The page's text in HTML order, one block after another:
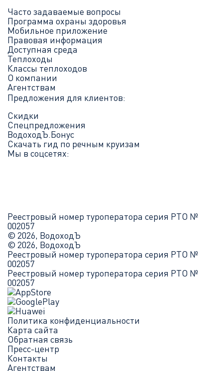
Часто задаваемые вопросы
Программа охраны здоровья
Мобильное приложение
Правовая информация
Доступная среда
Теплоходы
Классы теплоходов
О компании
Агентствам
Предложения для клиентов:
Скидки
Спецпредложения
ВодоходЪ.Бонус
Скачать гид по речным круизам
Мы в соцсетях:
Реестровый номер туроператора серия РТО №
002057
© 2026, ВодоходЪ
© 2026, ВодоходЪ
Реестровый номер туроператора серия РТО №
002057
Реестровый номер туроператора серия РТО №
002057
Политика конфиденциальности
Карта сайта
Обратная связь
Пресс-центр
Контакты
Агентствам